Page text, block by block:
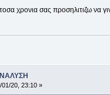
χρονια σας προσηλιτιζω να
01/20, 23:10 »